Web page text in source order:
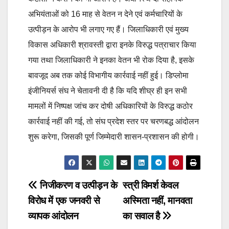
अभियंताओं को 16 माह से वेतन न देने एवं कर्मचारियों के
उत्पीड़न के आरोप भी लगाए गए हैं। जिलाधिकारी एवं मुख्य
विकास अधिकारी श्रावस्ती द्वारा इनके विरुद्ध पत्राचार किया
गया तथा जिलाधिकारी ने इनका वेतन भी रोक दिया है, इसके
बावजूद अब तक कोई विभागीय कार्रवाई नहीं हुई। डिप्लोमा
इंजीनियर्स संघ ने चेतावनी दी है कि यदि शीघ्र ही इन सभी
मामलों में निष्पक्ष जांच कर दोषी अधिकारियों के विरुद्ध कठोर
कार्रवाई नहीं की गई, तो संघ प्रदेश स्तर पर चरणबद्ध आंदोलन
शुरू करेगा, जिसकी पूर्ण जिम्मेदारी शासन-प्रशासन की होगी।
Post
navigation
स्त्री विमर्श केवल
अस्मिता नहीं, मानवता
का सवाल है
निजीकरण व उत्पीड़न के
विरोध में एक जनवरी से
व्यापक आंदोलन